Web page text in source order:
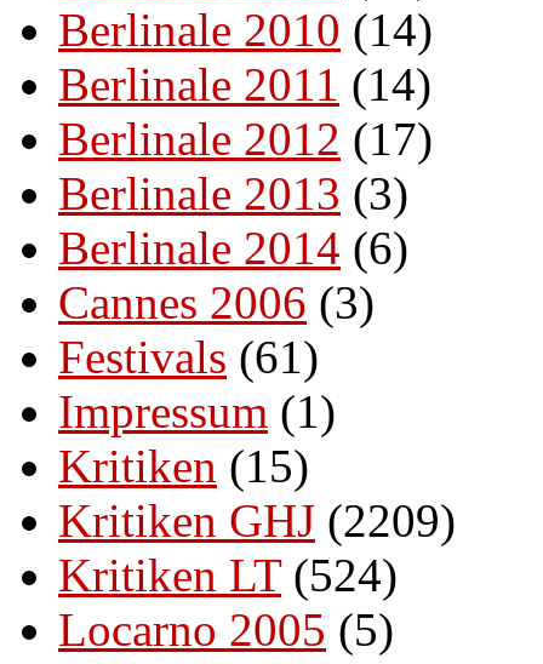
Berlinale 2010 (14)
Berlinale 2011 (14)
Berlinale 2012 (17)
Berlinale 2013 (3)
Berlinale 2014 (6)
Cannes 2006 (3)
Festivals (61)
Impressum (1)
Kritiken (15)
Kritiken GHJ (2209)
Kritiken LT(524)
Locarno 2005 (5)